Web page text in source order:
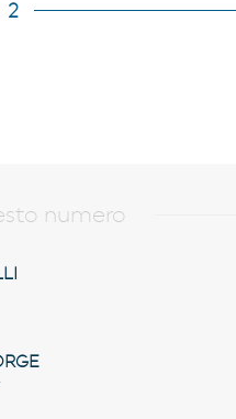
2
numero